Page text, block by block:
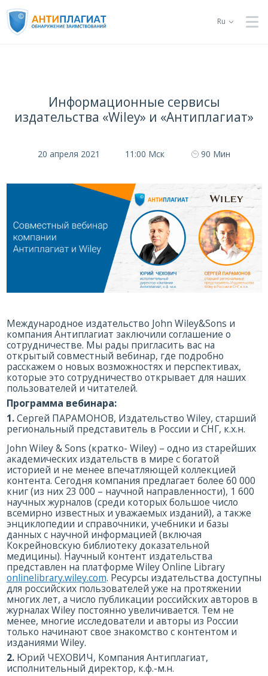
Ru
Информационные сервисы
издательства «Wiley» и «Антиплагиат»
20 апреля 2021 11:00 Мск 90 Мин
Международное издательство John Wiley&Sons и
компания Антиплагиат заключили соглашение о
сотрудничестве. Мы рады пригласить вас на
открытый совместный вебинар, где подробно
расскажем о новых возможностях и перспективах,
которые это сотрудничество открывает для наших
пользователей и читателей.
Программа вебинара:
1.Сергей ПАРАМОНОВ, Издательство Wiley, cтарший
региональный представитель в России и СНГ, к.х.н.
John Wiley & Sons (кратко- Wiley) – одно из старейших
академических издательств в мире с богатой
историей и не менее впечатляющей коллекцией
контента. Сегодня компания предлагает более 60 000
книг (из них 23 000 – научной направленности), 1 600
научных журналов (среди которых большое число
всемирно известных и уважаемых изданий), а также
энциклопедии и справочники, учебники и базы
данных с научной информацией (включая
Кокрейновскую библиотеку доказательной
медицины). Научный контент издательства
представлен на платформе Wiley Online Library
onlinelibrary.wiley.com. Ресурсы издательства доступны
для российских пользователей уже на протяжении
многих лет, а число публикации российских авторов в
журналах Wiley постоянно увеличивается. Тем не
менее, многие исследователи и авторы из России
только начинают свое знакомство с контентом и
изданиями Wiley.
2.Юрий ЧЕХОВИЧ, Компания Антиплагиат,
исполнительный директор, к.ф.-м.н.